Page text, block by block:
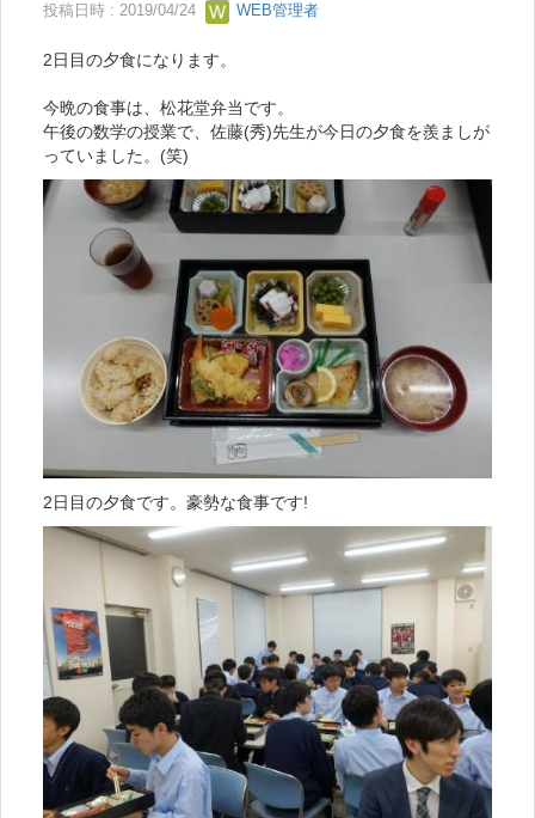
投稿日時 : 2019/04/24 WEB管理者
2日目の夕食になります。
今晩の食事は、松花堂弁当です。
午後の数学の授業で、佐藤(秀)先生が今日の夕食を羨ましが
っていました。(笑)
2日目の夕食です。豪勢な食事です!